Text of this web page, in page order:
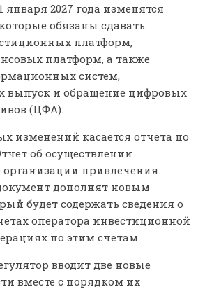
2027 года изменятся
обязаны сдавать
платформ,
платформ, а также
систем,
выпуск и обращение цифровых
(ЦФА).
изменений касается отчета по
об осуществлении
организации привлечения
дополнят новым
будет содержать сведения о
оператора инвестиционной
по этим счетам.
вводит две новые
вместе с порядком их